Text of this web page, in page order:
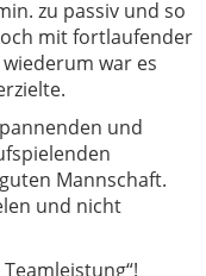
zu passiv und so
mit fortlaufender
war es
und
Mannschaft.
und nicht